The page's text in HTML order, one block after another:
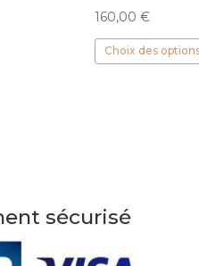
160,00€
Choix des
sécurisé